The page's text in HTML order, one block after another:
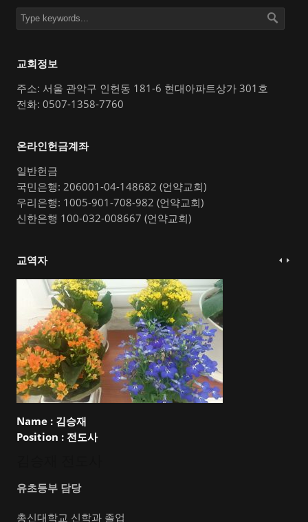
교회정보
주소: 서울 관악구 인헌동 181-6 현대아파트상가 301호
전화: 0507-1358-7760
온라인헌금계좌
일반헌금
국민은행: 206001-04-148682 (언약교회)
우리은행: 1005-901-708-982 (언약교회)
신한은행 100-032-008667 (언약교회)
교역자
Name : 김승재
Position : 전도사
유초등부 담당
총신대학교 신학과 졸업